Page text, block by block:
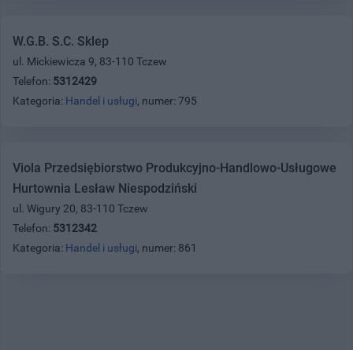
W.G.B. S.C. Sklep
ul. Mickiewicza 9, 83-110 Tczew
Telefon: 5312429
Kategoria: Handel i usługi, numer: 795
Viola Przedsiębiorstwo Produkcyjno-Handlowo-Usługowe
Hurtownia Lesław Niespodziński
ul. Wigury 20, 83-110 Tczew
Telefon: 5312342
Kategoria: Handel i usługi, numer: 861